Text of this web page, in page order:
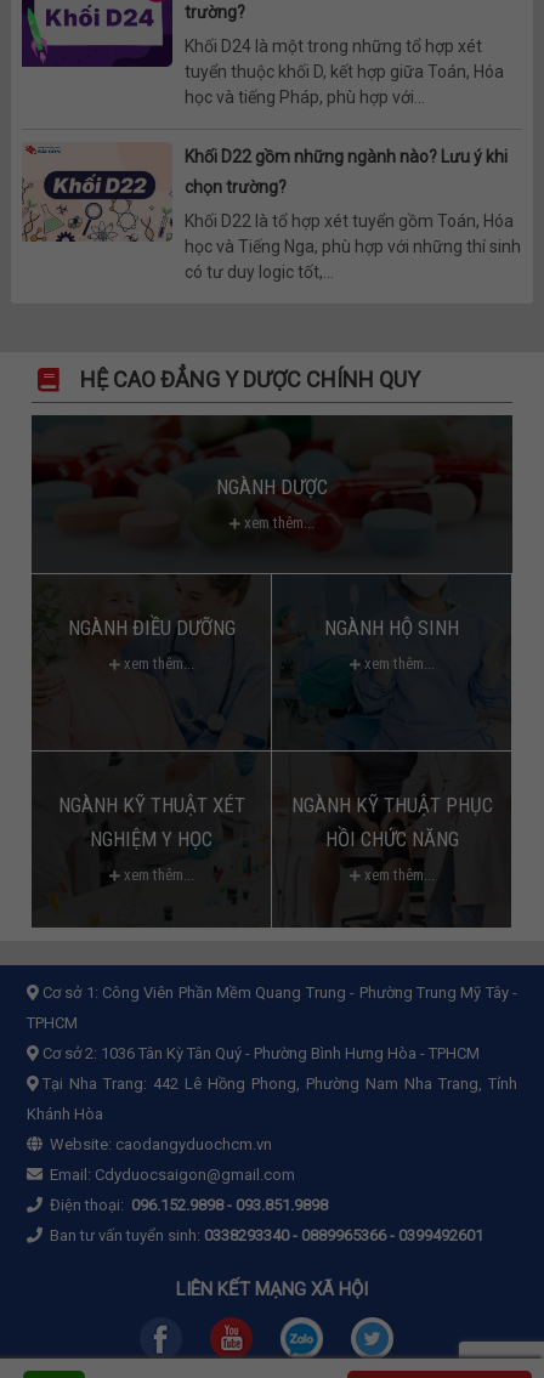
trường?
Khối D24 là một trong những tổ hợp xét
tuyển thuộc khối D, kết hợp giữa Toán, Hóa
học và tiếng Pháp, phù hợp với...
Khối D22 gồm những ngành nào? Lưu ý khi
chọn trường?
Khối D22 là tổ hợp xét tuyển gồm Toán, Hóa
học và Tiếng Nga, phù hợp với những thí sinh
có tư duy logic tốt,...
HỆ CAO ĐẲNG Y DƯỢC CHÍNH QUY
NGÀNH DƯỢC
xem thêm...
NGÀNH ĐIỀU DƯỠNG
xem thêm...
NGÀNH HỘ SINH
xem thêm...
NGÀNH KỸ THUẬT XÉT
NGHIỆM Y HỌC
xem thêm...
NGÀNH KỸ THUẬT PHỤC
HỒI CHỨC NĂNG
xem thêm...
Cơ sở 1: Công Viên Phần Mềm Quang Trung - Phường Trung Mỹ Tây -
TPHCM
Cơ sở 2: 1036 Tân Kỳ Tân Quý - Phường Bình Hưng Hòa - TPHCM
Tại Nha Trang: 442 Lê Hồng Phong, Phường Nam Nha Trang, Tỉnh
Khánh Hòa
Website: caodangyduochcm.vn
Email: Cdyduocsaigon@gmail.com
Điện thoại: 096.152.9898- 093.851.9898
Ban tư vấn tuyển sinh: 0338293340 - 0889965366 - 0399492601
LIÊN KẾT MẠNG XÃ HỘI